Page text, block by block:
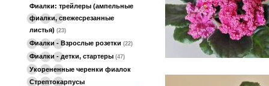
Фиалки: трейлеры (ампельные
фиалки, свежесрезанные
листья) (23)
Фиалки - Взрослые розетки (22)
Фиалки - детки, стартеры (47)
Укорененные черенки фиалок
Стрептокарпусы